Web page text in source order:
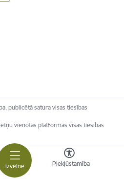
Izvēlne Piekļūstamība
publicētā satura visas tiesības
vienotās platformas visas tiesības